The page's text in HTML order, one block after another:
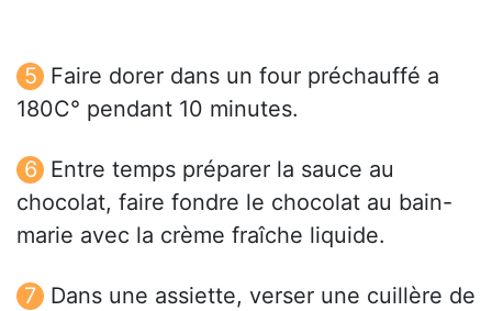
Faire dorer dans un four préchauffé a
180C° pendant 10 minutes.
Entre temps préparer la sauce au
chocolat, faire fondre le chocolat au bain-
marie avec la crème fraîche liquide.
Dans une assiette, verser une cuillère de